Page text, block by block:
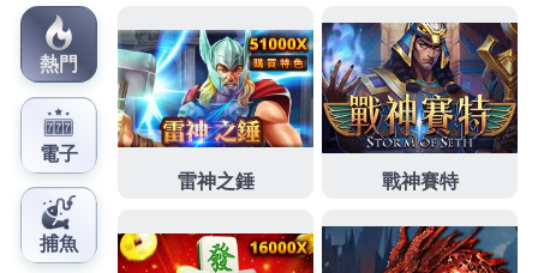
鳳梨娛樂城官網